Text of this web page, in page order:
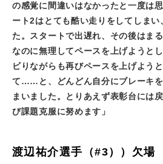
の感覚に間違いはなかったと一度は
ート2はとても酷い走りをしてしま
た。スタートで出遅れ、その後はま
なのに無理してペースを上げようと
ビりながらも再びペースを上げよう
て……と、どんどん自分にブレーキ
まいました。とりあえず表彰台には
び課題克服に努めます」
渡辺祐介選手（#3））欠場